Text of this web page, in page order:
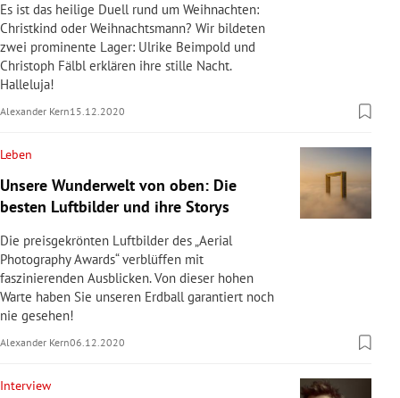
Untermenü
Es ist das heilige Duell rund um Weihnachten:
Christkind oder Weihnachtsmann? Wir bildeten
zwei prominente Lager: Ulrike Beimpold und
Christoph Fälbl erklären ihre stille Nacht.
Halleluja!
Alexander Kern15.12.2020
Leben
Unsere Wunderwelt von oben: Die
besten Luftbilder und ihre Storys
Die preisgekrönten Luftbilder des „Aerial
Photography Awards“ verblüffen mit
faszinierenden Ausblicken. Von dieser hohen
Warte haben Sie unseren Erdball garantiert noch
nie gesehen!
Alexander Kern06.12.2020
Interview